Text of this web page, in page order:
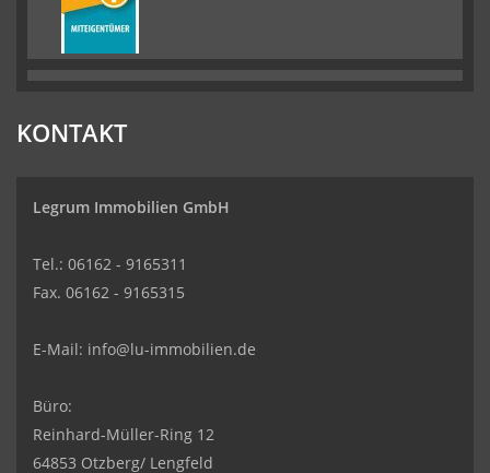
KONTAKT
Legrum Immobilien GmbH
Tel.: 06162 - 9165311
Fax. 06162 - 9165315
E-Mail: info@lu-immobilien.de
Büro:
Reinhard-Müller-Ring 12
64853 Otzberg/ Lengfeld